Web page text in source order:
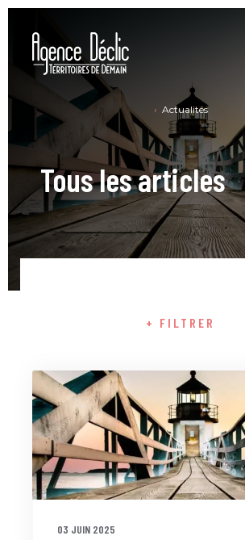
Actualités
Tous les articles
+ FILTRER
03 JUIN 2025